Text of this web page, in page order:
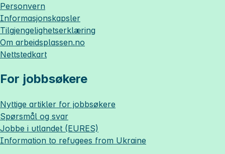
Personvern
Informasjonskapsler
Tilgjengelighetserklæring
Om arbeidsplassen.no
Nettstedkart
For jobbsøkere
Nyttige artikler for jobbsøkere
Spørsmål og svar
Jobbe i utlandet (EURES)
Information to refugees from Ukraine